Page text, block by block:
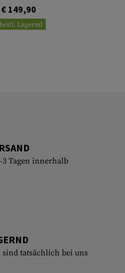
149,90
Lagernd
Tagen innerhalb
tatsächlich bei uns